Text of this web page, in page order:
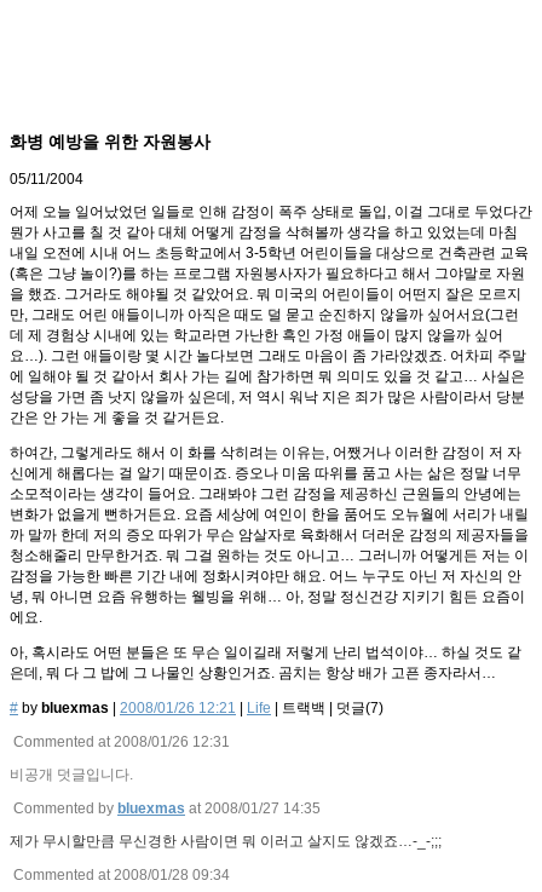
화병 예방을 위한 자원봉사
05/11/2004
어제 오늘 일어났었던 일들로 인해 감정이 폭주 상태로 돌입, 이걸 그대로 두었다간
뭔가 사고를 칠 것 같아 대체 어떻게 감정을 삭혀볼까 생각을 하고 있었는데 마침
내일 오전에 시내 어느 초등학교에서 3-5학년 어린이들을 대상으로 건축관련 교육
(혹은 그냥 놀이?)를 하는 프로그램 자원봉사자가 필요하다고 해서 그야말로 자원
을 했죠. 그거라도 해야될 것 같았어요. 뭐 미국의 어린이들이 어떤지 잘은 모르지
만, 그래도 어린 애들이니까 아직은 때도 덜 묻고 순진하지 않을까 싶어서요(그런
데 제 경험상 시내에 있는 학교라면 가난한 흑인 가정 애들이 많지 않을까 싶어
요…). 그런 애들이랑 몇 시간 놀다보면 그래도 마음이 좀 가라앉겠죠. 어차피 주말
에 일해야 될 것 같아서 회사 가는 길에 참가하면 뭐 의미도 있을 것 같고… 사실은
성당을 가면 좀 낫지 않을까 싶은데, 저 역시 워낙 지은 죄가 많은 사람이라서 당분
간은 안 가는 게 좋을 것 같거든요.
하여간, 그렇게라도 해서 이 화를 삭히려는 이유는, 어쨌거나 이러한 감정이 저 자
신에게 해롭다는 걸 알기 때문이죠. 증오나 미움 따위를 품고 사는 삶은 정말 너무
소모적이라는 생각이 들어요. 그래봐야 그런 감정을 제공하신 근원들의 안녕에는
변화가 없을게 뻔하거든요. 요즘 세상에 여인이 한을 품어도 오뉴월에 서리가 내릴
까 말까 한데 저의 증오 따위가 무슨 암살자로 육화해서 더러운 감정의 제공자들을
청소해줄리 만무한거죠. 뭐 그걸 원하는 것도 아니고… 그러니까 어떻게든 저는 이
감정을 가능한 빠른 기간 내에 정화시켜야만 해요. 어느 누구도 아닌 저 자신의 안
녕, 뭐 아니면 요즘 유행하는 웰빙을 위해… 아, 정말 정신건강 지키기 힘든 요즘이
에요.
아, 혹시라도 어떤 분들은 또 무슨 일이길래 저렇게 난리 법석이야… 하실 것도 같
은데, 뭐 다 그 밥에 그 나물인 상황인거죠. 곰치는 항상 배가 고픈 종자라서…
# by bluexmas 2008/01/26 12:21 Life 트랙백 덧글(7)
Commented at 2008/01/26 12:31
비공개 덧글입니다.
Commented by bluexmas at 2008/01/27 14:35
제가 무시할만큼 무신경한 사람이면 뭐 이러고 살지도 않겠죠…-_-;;;
Commented at 2008/01/28 09:34